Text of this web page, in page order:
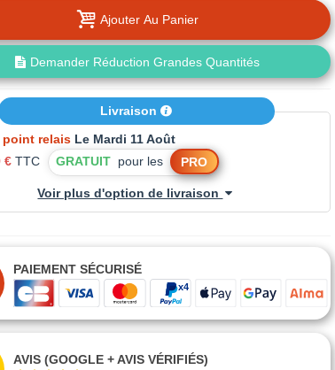
Ajouter Au Panier
Demander Réduction Grandes Quantités
Livraison
point relais Le Mardi 11 Août
€ TTC GRATUITpour les PRO
Voir plus d'option de livraison
PAIEMENT SÉCURISÉ
AVIS (GOOGLE + AVIS VÉRIFIÉS)